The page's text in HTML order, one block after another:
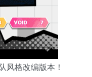
风格改编版本！